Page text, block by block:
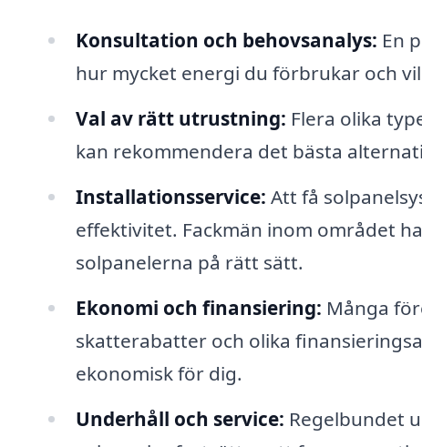
Konsultation och behovsanalys: En
hur mycket energi du förbrukar och
Val av rätt utrustning: Flera olika
kan rekommendera det bästa
Installationsservice: Att få
effektivitet. Fackmän inom området
solpanelerna på rätt sätt.
Ekonomi och finansiering: Många
skatterabatter och olika
ekonomisk för dig.
Underhåll och service: Regelbundet